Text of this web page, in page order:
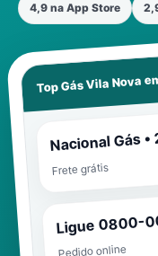
4,9 na App Store
Top Gás Vila Nova
Nacional Gás
Frete grátis
Ligue 0800-
Pedido online